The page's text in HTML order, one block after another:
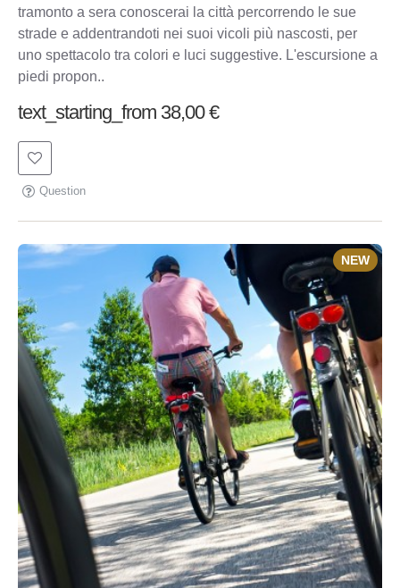
tramonto a sera conoscerai la città percorrendo le sue
strade e addentrandoti nei suoi vicoli più nascosti, per
uno spettacolo tra colori e luci suggestive. L'escursione a
piedi propon..
text_starting_from 38,00 €
Question
NEW